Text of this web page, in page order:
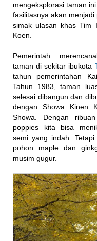
mengeksplorasi taman
fasilitasnya akan
simak ulasan khas Tim
Koen.
Pemerintah
taman di sekitar ibukota
tahun pemerintahan
Tahun 1983, taman
selesai dibangun dan
dengan Showa Kinen
Showa. Dengan
poppies kita bisa
semi yang indah.
pohon maple dan
musim gugur.